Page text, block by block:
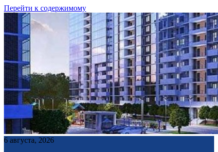
Перейти к содержимому
6 августа, 2026